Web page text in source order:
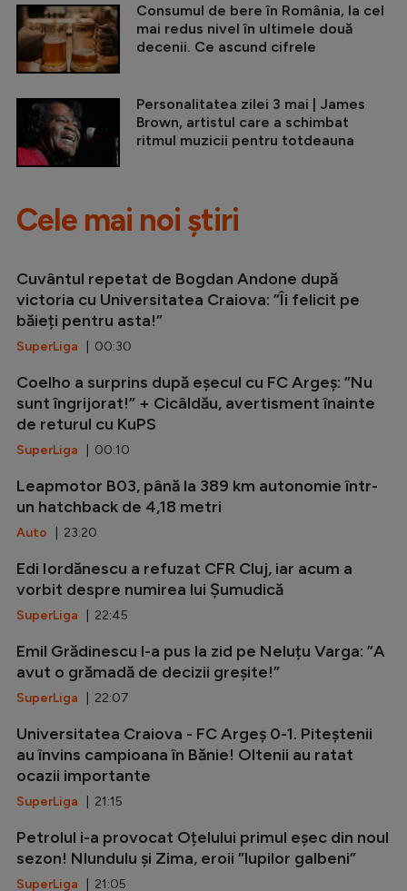
Consumul de bere în România, la cel
mai redus nivel în ultimele două
decenii. Ce ascund cifrele
Personalitatea zilei 3 mai | James
Brown, artistul care a schimbat
ritmul muzicii pentru totdeauna
Cele mai noi știri
Cuvântul repetat de Bogdan Andone după
victoria cu Universitatea Craiova: ”Îi felicit pe
băieți pentru asta!”
SuperLiga | 00:30
Coelho a surprins după eșecul cu FC Argeș: ”Nu
sunt îngrijorat!” + Cicâldău, avertisment înainte
de returul cu KuPS
SuperLiga | 00:10
Leapmotor B03, până la 389 km autonomie într-
un hatchback de 4,18 metri
Auto | 23:20
Edi Iordănescu a refuzat CFR Cluj, iar acum a
vorbit despre numirea lui Șumudică
SuperLiga | 22:45
Emil Grădinescu l-a pus la zid pe Neluțu Varga: ”A
avut o grămadă de decizii greșite!”
SuperLiga | 22:07
Universitatea Craiova - FC Argeș 0-1. Piteștenii
au învins campioana în Bănie! Oltenii au ratat
ocazii importante
SuperLiga | 21:15
Petrolul i-a provocat Oțelului primul eșec din noul
sezon! Nlundulu și Zima, eroii ”lupilor galbeni”
SuperLiga | 21:05